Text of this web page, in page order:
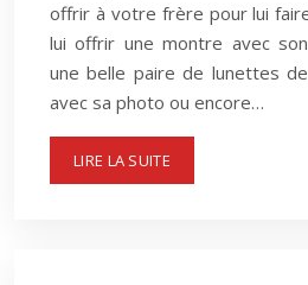
offrir à votre frère pour lui
lui offrir une montre avec
une belle paire de lunettes
avec sa photo ou encore…
LIRE LA SUITE